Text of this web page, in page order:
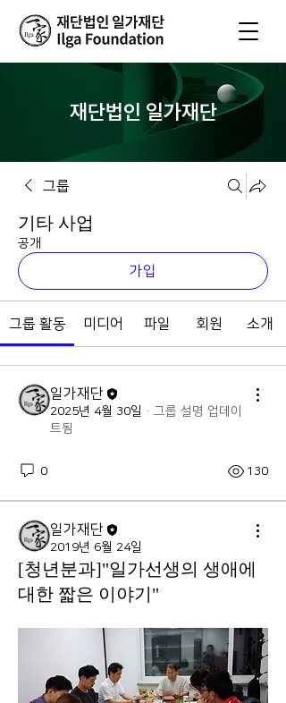
재단법인 일가재단
그룹
기타 사업
공개
가입
그룹 활동 미디어 파일 회원 소개
일가재단
2025년 4월 30일 · 그룹 설명 업데이
트됨
0 130
일가재단
2019년 6월 24일
[청년분과]"일가선생의 생애에
대한 짧은 이야기"